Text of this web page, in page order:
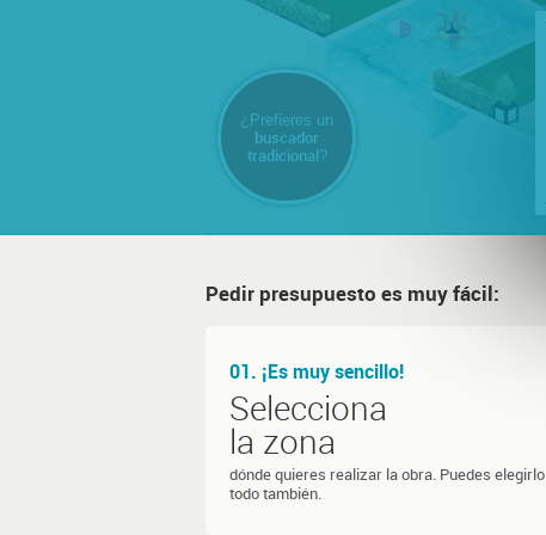
¿Prefieres un
buscador
tradicional ?
Pedir presupuesto es muy fácil:
01. ¡Es muy sencillo!
Selecciona
la zona
dónde quieres realizar la obra. Puedes elegirlo
todo también.